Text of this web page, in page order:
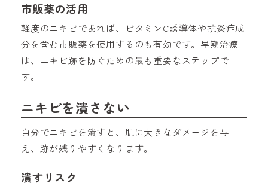
市販薬の活用
軽度のニキビであれば、ビタミンC誘導体や抗炎症成
分を含む市販薬を使用するのも有効です。早期治療
は、ニキビ跡を防ぐための最も重要なステップで
す。
ニキビを潰さない
自分でニキビを潰すと、肌に大きなダメージを与
え、跡が残りやすくなります。
潰すリスク